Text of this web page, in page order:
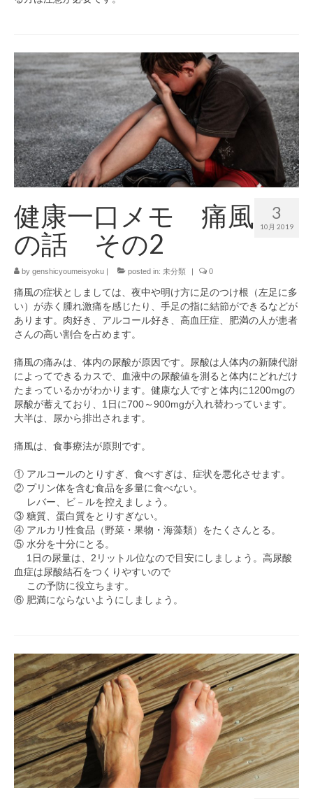
3
10月 2019
健康一口メモ 痛風
の話 その2
by genshicyoumeisyoku | posted in: 未分類 | 0
痛風の症状としましては、夜中や明け方に足のつけ根（左足に多
い）が赤く腫れ激痛を感じたり、手足の指に結節ができるなどが
あります。肉好き、アルコール好き、高血圧症、肥満の人が患者
さんの高い割合を占めます。
痛風の痛みは、体内の尿酸が原因です。尿酸は人体内の新陳代謝
によってできるカスで、血液中の尿酸値を測ると体内にどれだけ
たまっているかがわかります。健康な人ですと体内に1200mgの
尿酸が蓄えており、1日に700～900mgが入れ替わっています。
大半は、尿から排出されます。
痛風は、食事療法が原則です。
① アルコールのとりすぎ、食べすぎは、症状を悪化させます。
② プリン体を含む食品を多量に食べない。
レバー、ビ－ルを控えましょう。
③ 糖質、蛋白質をとりすぎない。
④ アルカリ性食品（野菜・果物・海藻類）をたくさんとる。
⑤ 水分を十分にとる。
1日の尿量は、2リットル位なので目安にしましょう。高尿酸
血症は尿酸結石をつくりやすいので
この予防に役立ちます。
⑥ 肥満にならないようにしましょう。